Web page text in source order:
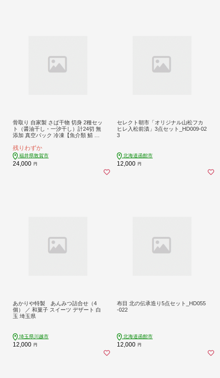
骨取り 自家製 さば干物 切身 2種セッ
ト（醤油干し・一汐干し）計24切 無
添加 真空パック 冷凍【魚介類 鯖 サ
一汐干し 焼き魚 おかず お弁当 ご飯
のお供 おつまみ】[007-a009]【敦賀
市ふるさと納税】
残りわずか
福井県敦賀市
24,000 円
セレクト朝市「オリジナル山松フカ
ヒレ入松前漬」3点セット_HD009-02
3
北海道函館市
12,000 円
あかりや特製 あんみつ詰合せ（4
個） ／ 和菓子 スイーツ デザート 白
玉 埼玉県
埼玉県川越市
12,000 円
布目 北の伝承造り5点セット_HD055
-022
北海道函館市
12,000 円